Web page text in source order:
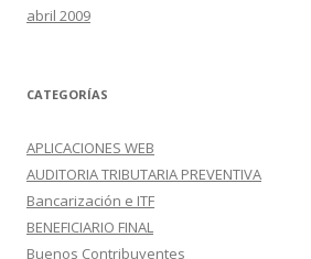
abril 2009
CATEGORÍAS
APLICACIONES WEB
AUDITORIA TRIBUTARIA PREVENTIVA
Bancarización e ITF
BENEFICIARIO FINAL
Buenos Contribuyentes